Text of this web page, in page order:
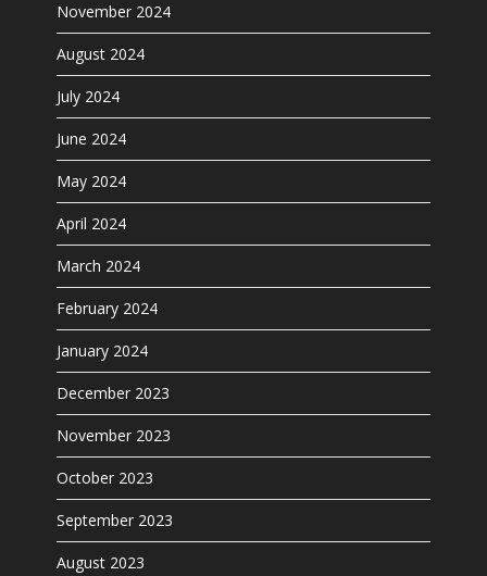
November 2024
August 2024
July 2024
June 2024
May 2024
April 2024
March 2024
February 2024
January 2024
December 2023
November 2023
October 2023
September 2023
August 2023